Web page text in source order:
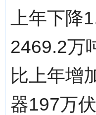
上年下
2469.2万
比上年增
器197万